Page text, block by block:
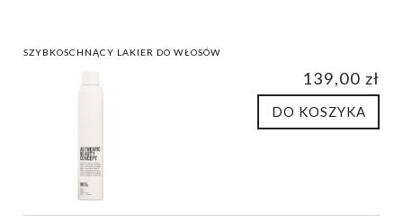
SZYBKOSCHNĄCY LAKIER DO WŁOSÓW
139,00 zł
DO KOSZYKA